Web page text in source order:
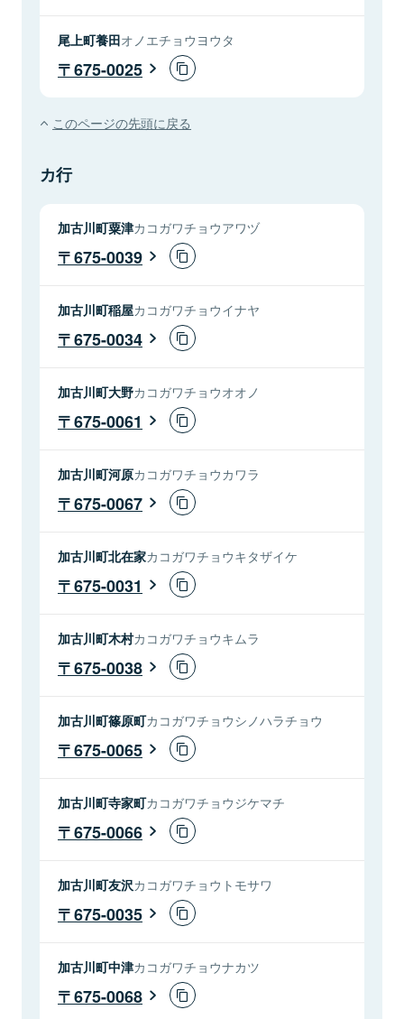
尾上町養田オノエチョウヨウタ
675-0025
このページの先頭に戻る
カ行
加古川町粟津カコガワチョウアワヅ
675-0039
加古川町稲屋カコガワチョウイナヤ
675-0034
加古川町大野カコガワチョウオオノ
675-0061
加古川町河原カコガワチョウカワラ
675-0067
加古川町北在家カコガワチョウキタザイケ
675-0031
加古川町木村カコガワチョウキムラ
675-0038
加古川町篠原町カコガワチョウシノハラチョウ
675-0065
加古川町寺家町カコガワチョウジケマチ
675-0066
加古川町友沢カコガワチョウトモサワ
675-0035
加古川町中津カコガワチョウナカツ
675-0068